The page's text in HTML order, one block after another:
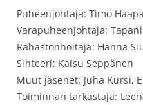
Puheenjohtaja: Timo
Varapuheenjohtaja:
Rahastonhoitaja: Hanna
Sihteeri: Kaisu Seppänen
Muut jäsenet: Juha Kursi,
Toiminnan tarkastaja: